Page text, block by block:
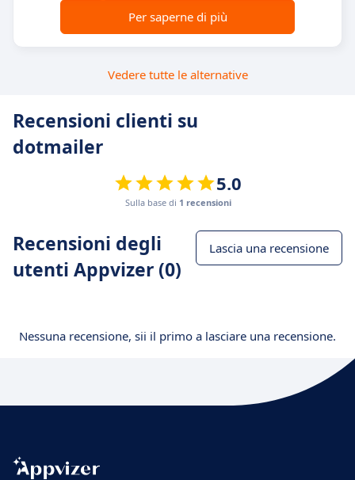
Per saperne di più
Vedere tutte le alternative
Recensioni clienti su
dotmailer
5.0
Sulla base di 1 recensioni
Recensioni degli
utenti Appvizer (0)
Lascia una recensione
Nessuna recensione, sii il primo a lasciare una recensione.